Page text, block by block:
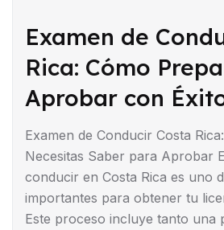
Examen de
Rica: Cómo
Aprobar con
Examen de Conducir Costa
Necesitas Saber para Aprobar
conducir en Costa Rica es uno
importantes para obtener tu
Este proceso incluye tanto una